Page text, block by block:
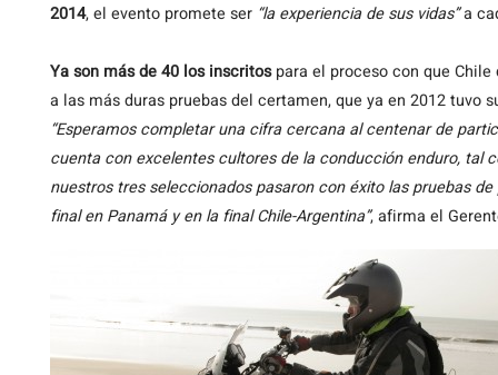
2014, el evento promete ser “la experiencia de sus vidas”a
Ya son más de 40 los inscritospara el proceso con que Chile
a las más duras pruebas del certamen, que ya en 2012 tuvo
“Esperamos completar una cifra cercana al centenar de
cuenta con excelentes cultores de la conducción enduro, tal
nuestros tres seleccionados pasaron con éxito las pruebas
final en Panamá y en la final Chile-Argentina”, afirma el